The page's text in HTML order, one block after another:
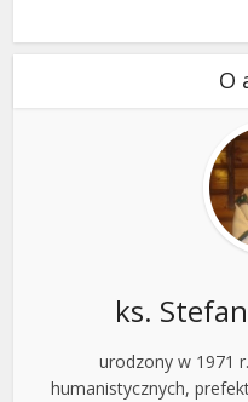
O
ks.
urodzony w 1971
humanistycznych,